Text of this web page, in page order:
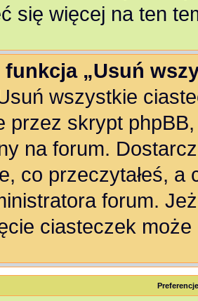
się więcej na ten
funkcja „Usuń
wszystkie
przez skrypt
na forum.
co przeczytałeś, a
forum.
ciasteczek może